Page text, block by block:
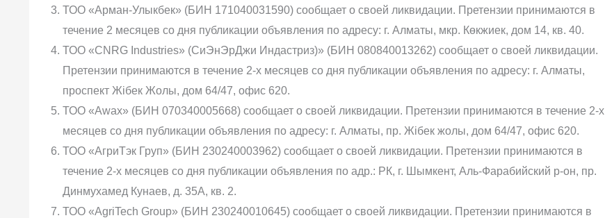
ТОО «Арман-Улыкбек» (БИН 171040031590) сообщает о своей ликвидации. Претензии принимаются в
течение 2 месяцев со дня публикации объявления по адресу: г. Алматы, мкр. Көкжиек, дом 14, кв. 40.
ТОО «CNRG Industries» (СиЭнЭрДжи Индастриз)» (БИН 080840013262) сообщает о своей ликвидации.
Претензии принимаются в течение 2-х месяцев со дня публикации объявления по адресу: г. Алматы,
проспект Жібек Жолы, дом 64/47, офис 620.
ТОО «Awax» (БИН 070340005668) сообщает о своей ликвидации. Претензии принимаются в течение 2-х
месяцев со дня публикации объявления по адресу: г. Алматы, пр. Жібек жолы, дом 64/47, офис 620.
ТОО «АгриТэк Груп» (БИН 230240003962) сообщает о своей ликвидации. Претензии принимаются в
течение 2-х месяцев со дня публикации объявления по адр.: РК, г. Шымкент, Аль-Фарабийский р-он, пр.
Динмухамед Кунаев, д. 35А, кв. 2.
ТОО «AgriTech Group» (БИН 230240010645) сообщает о своей ликвидации. Претензии принимаются в